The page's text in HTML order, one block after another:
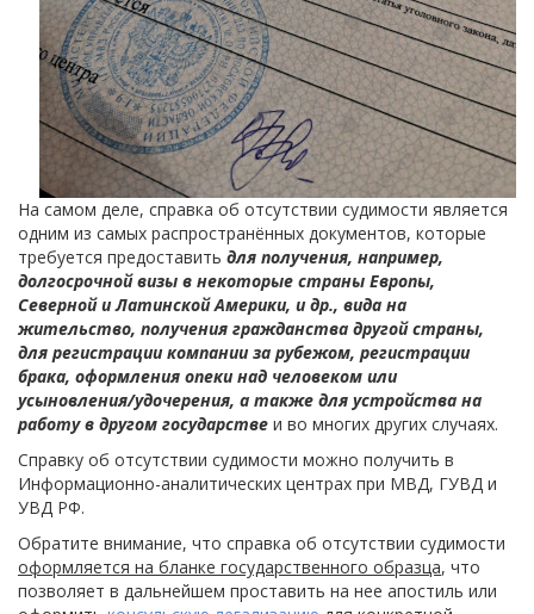
На самом деле, справка об отсутствии судимости является
одним из самых распространённых документов, которые
требуется предоставить для получения, например,
долгосрочной визы в некоторые страны Европы,
Северной и Латинской Америки, и др., вида на
жительство, получения гражданства другой страны,
для регистрации компании за рубежом, регистрации
брака, оформления опеки над человеком или
усыновления/удочерения, а также для устройства на
работу в другом государстве и во многих других случаях.
Справку об отсутствии судимости можно получить в
Информационно-аналитических центрах при МВД, ГУВД и
УВД РФ.
Обратите внимание, что справка об отсутствии судимости
оформляется на бланке государственного образца, что
позволяет в дальнейшем проставить на нее апостиль или